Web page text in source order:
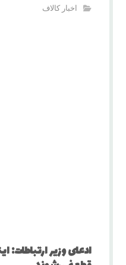
اخبار کالاف
ادعای وزیر ارتباطات: